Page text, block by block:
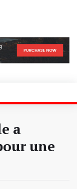
a
une